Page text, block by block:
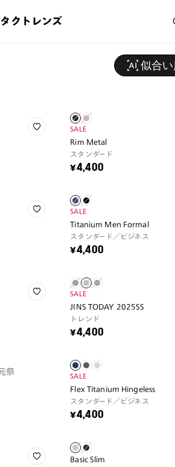
クトレンズ
似合
SALE
Rim Metal
スタンダード
¥4,400
SALE
Titanium Men Formal
スタンダード／ビジネス
¥4,400
SALE
JINS TODAY 2025SS
トレンド
¥4,400
祭
SALE
Flex Titanium Hingeless
スタンダード／ビジネス
¥4,400
Basic Slim